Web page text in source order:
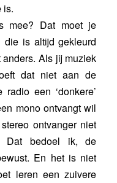
is.
mee? Dat moet je
die is altijd gekleurd
Als jij muziek
dat niet aan de
een ‘donkere’
mono ontvangt wil
ontvanger niet
Dat bedoel ik, de
En het is niet
leren een zuivere